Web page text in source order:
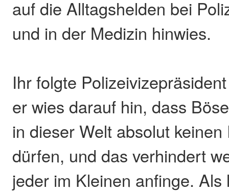
auf die Alltagshelden bei
und in der Medizin hinwies.
Ihr folgte
er wies darauf hin, dass
in dieser Welt absolut
dürfen, und das verhindert
jeder im Kleinen anfinge. Als